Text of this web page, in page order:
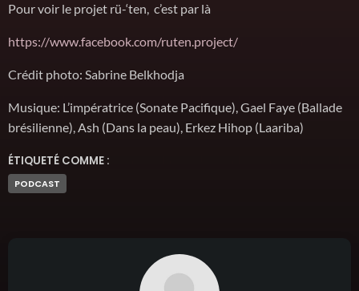
Pour voir le projet rü-‘ten, c’est par là
https://www.facebook.com/ruten.project/
Crédit photo: Sabrine Belkhodja
Musique: L’impératrice (Sonate Pacifique), Gael Faye (Ballade
brésilienne), Ash (Dans la peau), Erkez Hihop (Laariba)
ÉTIQUETÉ COMME :
PODCAST